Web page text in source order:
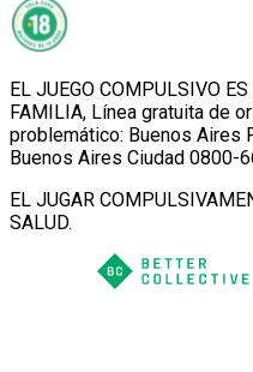
EL JUEGO COMPULSIVO
FAMILIA, Línea gratuita de
problemático: Buenos Aires
Buenos Aires Ciudad 0800-
EL JUGAR
SALUD.